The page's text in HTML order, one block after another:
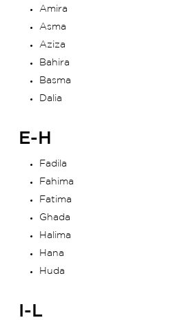
Amira
Asma
Aziza
Bahira
Basma
Dalia
E-H
Fadila
Fahima
Fatima
Ghada
Halima
Hana
Huda
I-L